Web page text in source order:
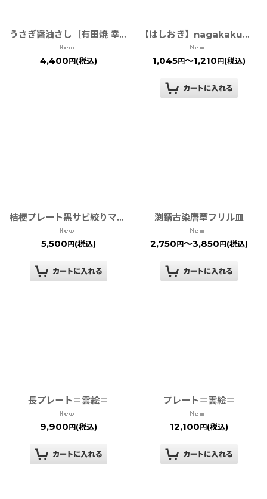
うさぎ醤油さし［有田焼 幸楽窯］
4,400円(税込)
【はしおき】nagakakuカトラリーリスト
1,045円～1,210円(税込)
桔梗プレート黒サビ絞りマット［有田焼 金善窯］
5,500円(税込)
渕錆古染唐草フリル皿
2,750円～3,850円(税込)
長プレート＝雲絵＝
9,900円(税込)
プレート＝雲絵＝
12,100円(税込)